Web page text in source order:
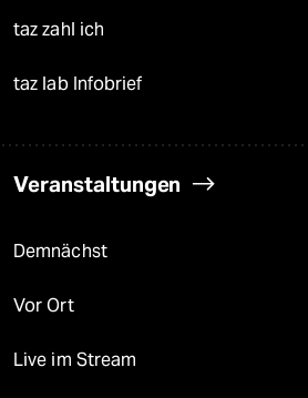
taz zahl ich
taz lab Infobrief
Veranstaltungen
Demnächst
Vor Ort
Live im Stream